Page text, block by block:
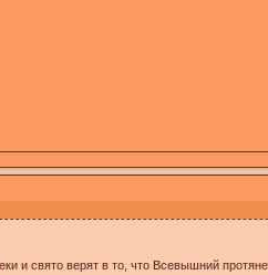
и свято верят в то, что Всевышний